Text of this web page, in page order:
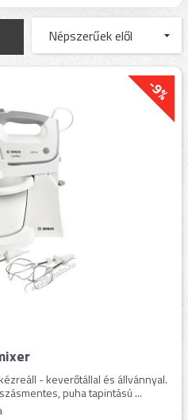
-9%
- keverőtállal és állvánnyal.
puha tapintású ...